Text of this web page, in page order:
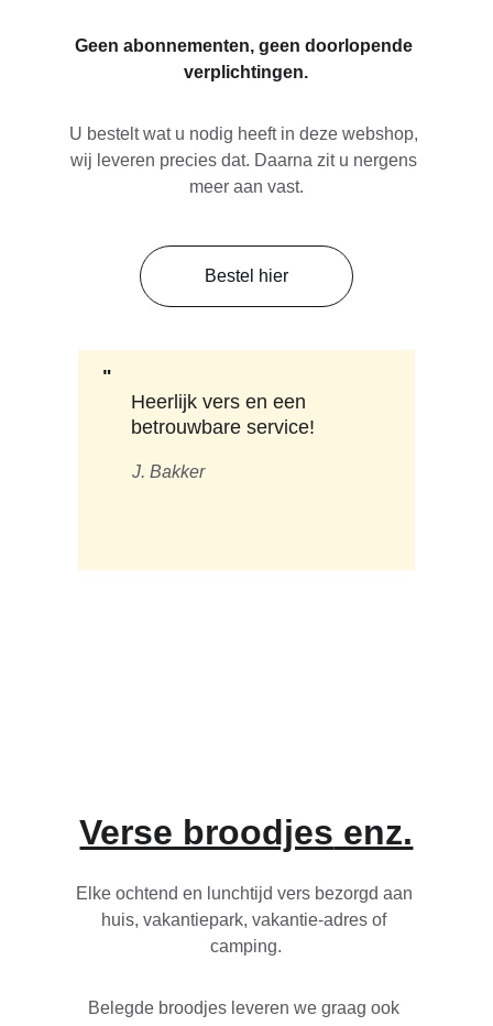
Geen abonnementen, geen doorlopende
verplichtingen.
U bestelt wat u nodig heeft in deze webshop,
wij leveren precies dat. Daarna zit u nergens
meer aan vast.
Heerlijk vers en een
betrouwbare service!
J. Bakker
"
Bestel hier
Verse broodjes enz.
Elke ochtend en lunchtijd vers bezorgd aan
huis, vakantiepark, vakantie-adres of
camping.
Belegde broodjes leveren we graag ook